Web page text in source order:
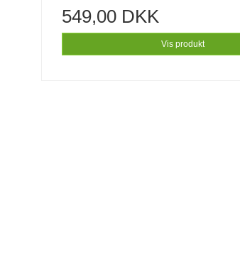
549,00 DKK
Vis produkt